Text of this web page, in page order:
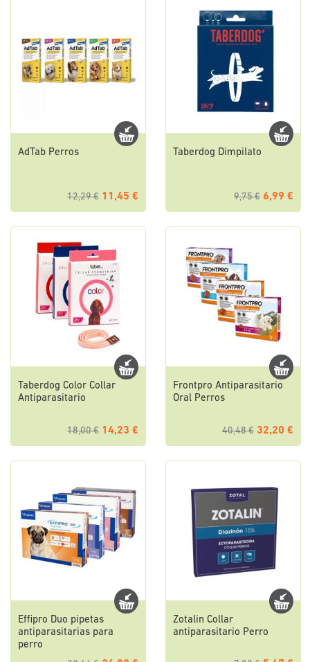
AdTab Perros
12,29 € 11,45 €
Taberdog Dimpilato
9,75 € 6,99 €
Taberdog Color Collar
Antiparasitario
18,00 € 14,23 €
Frontpro Antiparasitario
Oral Perros
40,48 € 32,20 €
Effipro Duo pipetas
antiparasitarias para
perro
Zotalin Collar
antiparasitario Perro